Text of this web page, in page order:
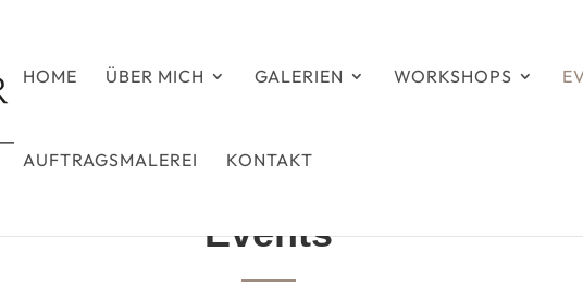
HOME ÜBER MICH GALERIEN WORKSHOPS
AUFTRAGSMALEREI KONTAKT
Events